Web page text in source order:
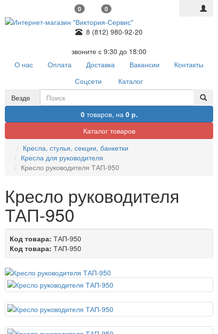
0 0
8 (812) 980-92-20
звоните с 9:30 до 18:00
О нас
Оплата Доставка Вакансии
Контакты
Соцсети
Каталог
Везде
0товаров, на 0 р.
Каталог товаров
Кресла, стулья, секции, банкетки
Кресла для руководителя
Кресло руководителя ТАП-950
Кресло руководителя
ТАП-950
Код товара: ТАП-950
Код товара: ТАП-950